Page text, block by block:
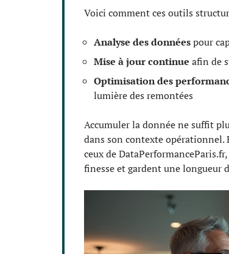
Voici comment ces outils
Analyse des donnéespour
Mise à jour continue afin de
Optimisation des
lumière des remontées
Accumuler la donnée ne suffit
dans son contexte opérationnel.
ceux de
finesse et gardent une longueur